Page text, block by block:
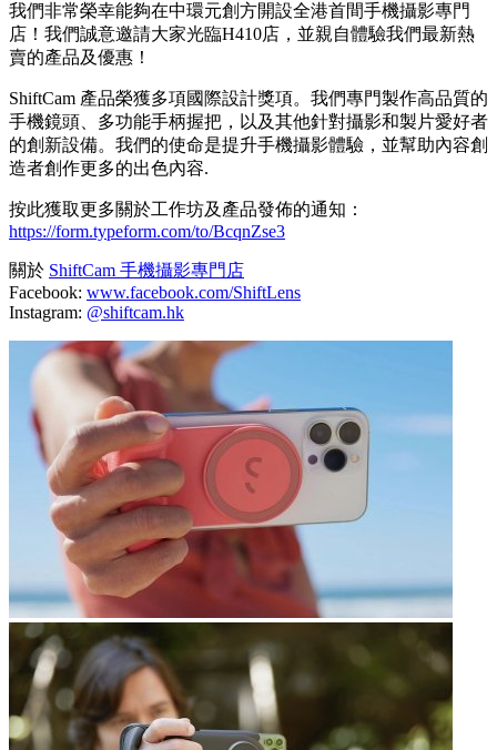
我們非常榮幸能夠在中環元創方開設全港首間手機攝影專門
店！我們誠意邀請大家光臨H410店，並親自體驗我們最新熱
賣的產品及優惠！
ShiftCam 產品榮獲多項國際設計獎項。我們專門製作高品質的
手機鏡頭、多功能手柄握把，以及其他針對攝影和製片愛好者
的創新設備。我們的使命是提升手機攝影體驗，並幫助內容創
造者創作更多的出色內容.
按此獲取更多關於工作坊及產品發佈的通知：
https://form.typeform.com/to/BcqnZse3
關於 ShiftCam 手機攝影專門店
Facebook: www.facebook.com/ShiftLens
Instagram: @shiftcam.hk